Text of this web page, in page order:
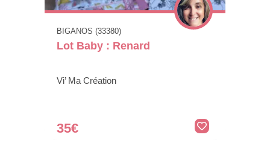
BIGANOS (33380)
Lot Baby : Renard
Vi’ Ma Création
35€